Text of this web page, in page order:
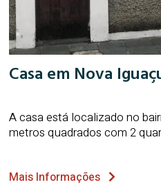
Casa em Nova
A casa está localizado no
metros quadrados com 2
Mais Informações